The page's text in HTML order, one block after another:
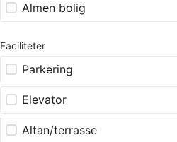
Almen bolig
Faciliteter
Parkering
Elevator
Altan/terrasse